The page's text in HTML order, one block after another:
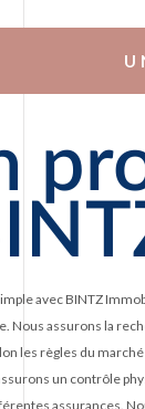
avec BINTZ
assurons la
les règles du
un contrôle
assurances.